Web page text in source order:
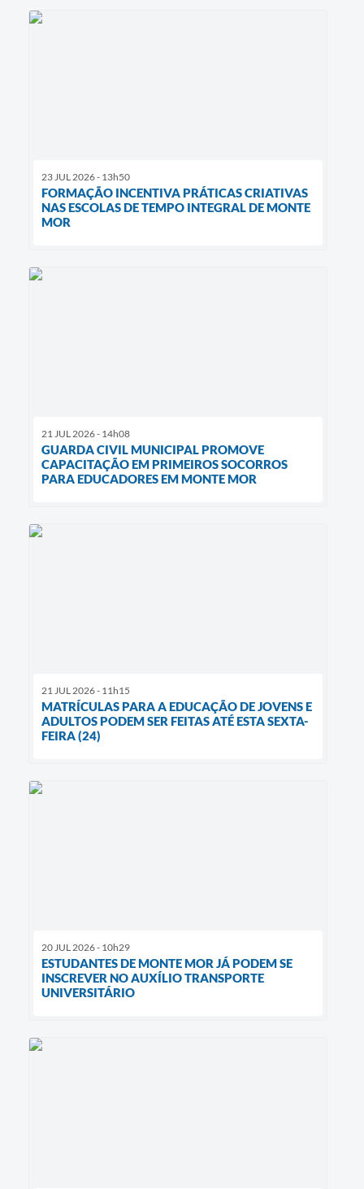
23 JUL 2026 - 13h50
FORMAÇÃO INCENTIVA PRÁTICAS CRIATIVAS
NAS ESCOLAS DE TEMPO INTEGRAL DE MONTE
MOR
21 JUL 2026 - 14h08
GUARDA CIVIL MUNICIPAL PROMOVE
CAPACITAÇÃO EM PRIMEIROS SOCORROS
PARA EDUCADORES EM MONTE MOR
21 JUL 2026 - 11h15
MATRÍCULAS PARA A EDUCAÇÃO DE JOVENS E
ADULTOS PODEM SER FEITAS ATÉ ESTA SEXTA-
FEIRA (24)
20 JUL 2026 - 10h29
ESTUDANTES DE MONTE MOR JÁ PODEM SE
INSCREVER NO AUXÍLIO TRANSPORTE
UNIVERSITÁRIO